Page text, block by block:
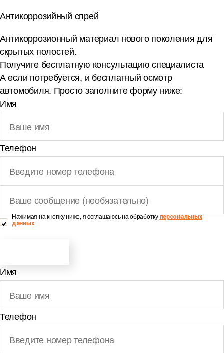
Антикоррозийный спрей
Антикоррозионный материал нового поколения для
скрытых полостей.
Получите бесплатную консультацию специалиста
А если потребуется, и бесплатный осмотр
автомобиля. Просто заполните форму ниже:
Имя
Телефон
Нажимая на кнопку ниже, я cоглашаюсь на обработкуперсональных
данных
Имя
Телефон